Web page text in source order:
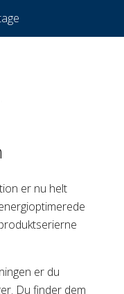
er nu helt
er du
Du finder dem